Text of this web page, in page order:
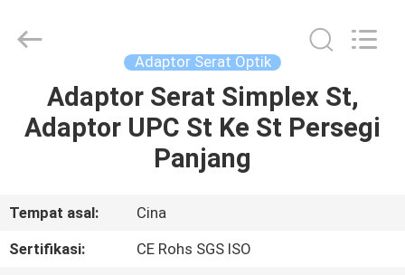
RUMAH
TENTANG
KAMI
Technology
Co.,Ltd..
Adaptor Serat Optik
Adaptor Serat Simplex St,
Adaptor UPC St Ke St Persegi
Panjang
Tempat asal:
Cina
Sertifikasi:
CE Rohs SGS ISO